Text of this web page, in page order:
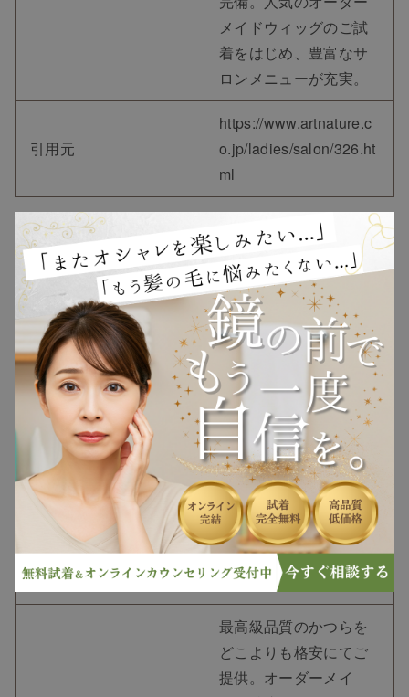
メイドウィッグのご試
着をはじめ、豊富なサ
ロンメニューが充実。
引用元
https://www.artnature.c
o.jp/ladies/salon/326.ht
ml
②かつら専門店 コマチヤ
住所
〒141-0031 東京都品川
区西五反田8丁目1−1
アクセス
大崎広小路駅から徒歩3
分
定休日 日曜日
営業時間 10：00~19：00
電話番号 0334915540
最高級品質のかつらを
どこよりも格安にてご
提供。オーダーメイ